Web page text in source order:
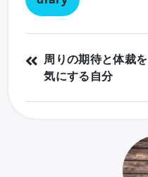
周りの期待と体裁を
気にする自分